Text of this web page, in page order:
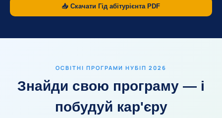
📥 Скачати Гід абітурієнта PDF
ОСВІТНІ ПРОГРАМИ НУБІП 2026
Знайди свою програму — і
побудуй кар'єру